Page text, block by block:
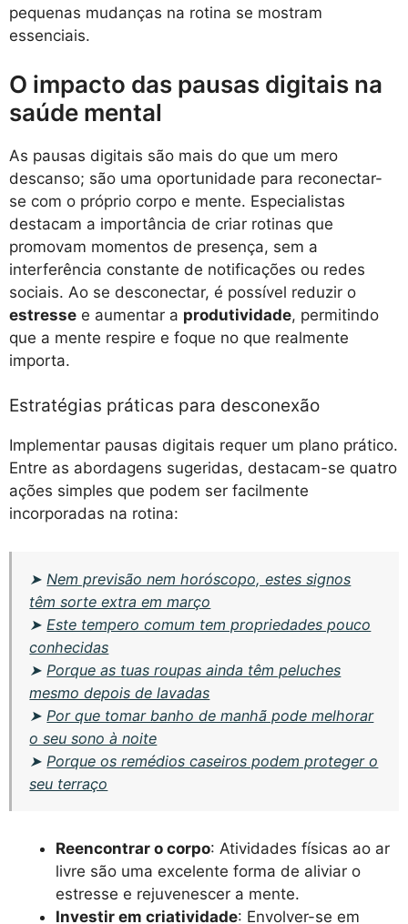
pequenas mudanças na rotina se mostram
essenciais.
O impacto das pausas digitais na
saúde mental
As pausas digitais são mais do que um mero
descanso; são uma oportunidade para reconectar-
se com o próprio corpo e mente. Especialistas
destacam a importância de criar rotinas que
promovam momentos de presença, sem a
interferência constante de notificações ou redes
sociais. Ao se desconectar, é possível reduzir o
estresse e aumentar a produtividade, permitindo
que a mente respire e foque no que realmente
importa.
Estratégias práticas para desconexão
Implementar pausas digitais requer um plano prático.
Entre as abordagens sugeridas, destacam-se quatro
ações simples que podem ser facilmente
incorporadas na rotina:
➤ Nem previsão nem horóscopo, estes signos
têm sorte extra em março
➤ Este tempero comum tem propriedades pouco
conhecidas
➤ Porque as tuas roupas ainda têm peluches
mesmo depois de lavadas
➤ Por que tomar banho de manhã pode melhorar
o seu sono à noite
➤ Porque os remédios caseiros podem proteger o
seu terraço
Reencontrar o corpo: Atividades físicas ao ar
livre são uma excelente forma de aliviar o
estresse e rejuvenescer a mente.
Investir em criatividade: Envolver-se em